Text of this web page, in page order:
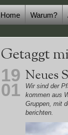
Home Warum?
Getaggt
19
01
Neues
Wir sind der
kommen aus
Gruppen, mit
berichten.